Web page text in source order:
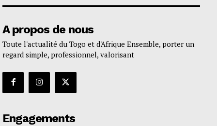
A propos de nous
Toute l'actualité du Togo et d'Afrique Ensemble, porter un
regard simple, professionnel, valorisant
Engagements